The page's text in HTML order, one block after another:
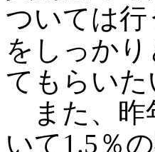
ついては
をしっか
てもらいた
また、昨
いて1.5％